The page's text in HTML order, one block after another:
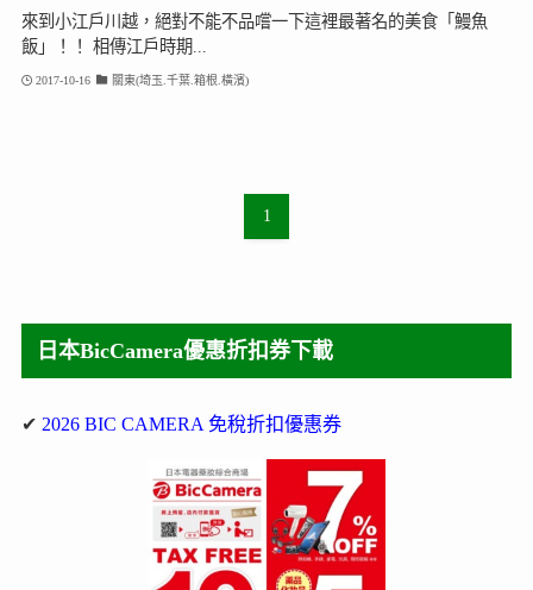
來到小江戶川越，絕對不能不品嚐一下這裡最著名的美食「鰻魚
飯」！！ 相傳江戶時期...
2017-10-16 關東(埼玉.千葉.箱根.橫濱)
1
日本BicCamera優惠折扣券下載
✔ 2026 BIC CAMERA 免稅折扣優惠券